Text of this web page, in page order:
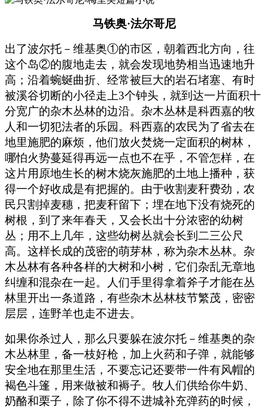
马铁奥·法尔哥尼
出了波尔托－维基奥①的市区，朝着西北方向，往
这个岛②的腹地走去，就会发现地势相当迅速地升
高；沿着蜿蜒曲折、经常被巨大的岩石堵塞、有时
被溪谷切断的小径走上3个钟头，就到达一片面积十
分宽广的杂木丛林的边沿。杂木丛林是科西嘉的牧
人和一切犯法者的乐园。科西嘉的农民为了省去在
地里施肥的麻烦，他们放火焚烧一定面积的树林，
哪怕火势蔓延得再远一点也不在乎，不管怎样，在
这片用原地生长的树木烧灰施肥的土地上播种，获
得一个好收成是有把握的。由于收割麦秆费劲，农
民只割掉麦穗，把麦秆留下；埋在地下没有烧死的
树根，到了来年春天，又会长出十分浓密的幼树
丛；用不上几年，这些幼树丛就会长到二三公尺
高。这样长成的茂密的萌芽林，称为杂木丛林。杂
木丛林有各种各样的大树和小树，它们杂乱无章地
纠缠和混杂在一起。人们手里得拿着斧子才能在丛
林里开出一条道路，有些杂木丛林枝节繁茂，密密
层层，连野羊也走不进去。
如果你杀过人，那么只要躲在波尔托－维基奥的杂
木丛林里，备一枝好枪，加上火药和子弹，就能够
安全地在那里生活，不要忘记还要带一件有风帽的
褐色斗篷，用来做被和褥子。牧人们供给你牛奶、
奶酪和栗子，除了你不得不进城补充弹药的时候，